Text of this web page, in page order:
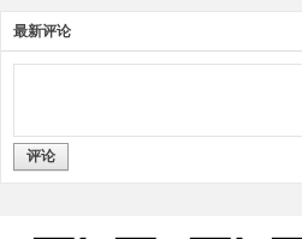
最新评论
评论